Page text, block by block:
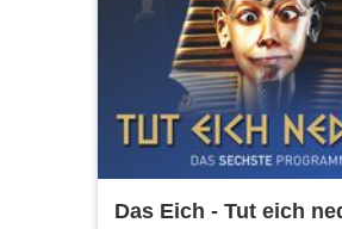
Das Eich - Tut eich